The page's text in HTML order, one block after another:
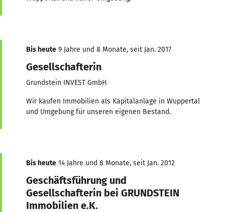
Bis heute 9 Jahre und 8 Monate, seit Jan. 2017
Gesellschafterin
Grundstein INVEST GmbH
Wir kaufen Immobilien als Kapitalanlage in Wuppertal
und Umgebung für unseren eigenen Bestand.
Bis heute 14 Jahre und 8 Monate, seit Jan. 2012
Geschäftsführung und
Gesellschafterin bei GRUNDSTEIN
Immobilien e.K.